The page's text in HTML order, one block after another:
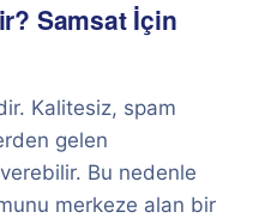
Samsat İçin
Kalitesiz, spam
gelen
Bu nedenle
merkeze alan bir